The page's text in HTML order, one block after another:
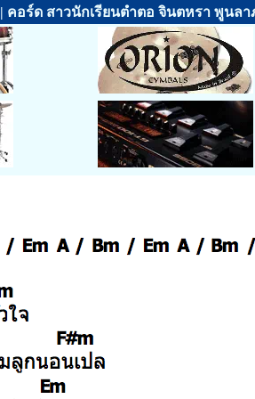
คอร์ด สาวนักเรียนตำตอ จินตหรา พูนลา